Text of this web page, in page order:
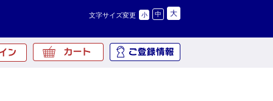
文字サイズ変更 小 中 大